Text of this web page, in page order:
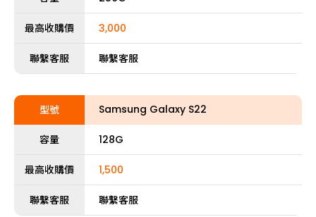
最高收購價 3,000
聯繫客服 聯繫客服
型號 Samsung Galaxy S22
容量 128G
最高收購價 1,500
聯繫客服 聯繫客服